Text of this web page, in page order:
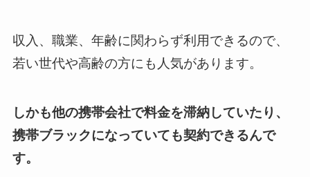
収入、職業、年齢に関わらず利用できるので、
若い世代や高齢の方にも人気があります。
しかも他の携帯会社で料金を滞納していたり、
携帯ブラックになっていても契約できるんで
す。